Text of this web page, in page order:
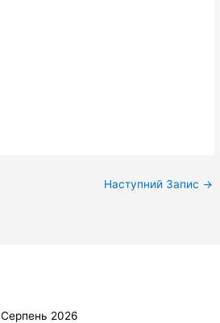
Наступний Запис →
Серпень 2026